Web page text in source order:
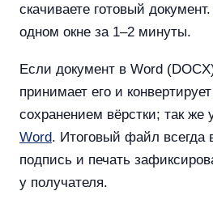
скачиваете готовый
одном окне за 1–2 минуты.
Если документ в Word
принимает его и
сохранением вёрстки; так же
Word. Итоговый файл всегда
подпись и печать
у получателя.